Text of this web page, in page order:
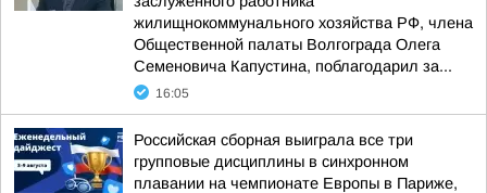
жилищнокоммунального хозяйства РФ, члена
Общественной палаты Волгограда Олега
Семеновича Капустина, поблагодарил за...
16:05
Российская сборная выиграла все три
групповые дисциплины в синхронном
плавании на чемпионате Европы в Париже,